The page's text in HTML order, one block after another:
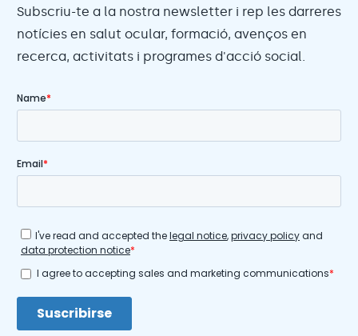
Subscriu-te a la nostra newsletter i rep les darreres
notícies en salut ocular, formació, avenços en
recerca, activitats i programes d'acció social.